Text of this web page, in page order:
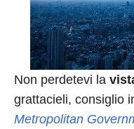
Non perdetevi la
grattacieli, consiglio
Metropolitan